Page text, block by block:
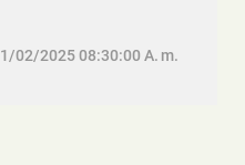
1/02/2025 08:30:00 A. M.